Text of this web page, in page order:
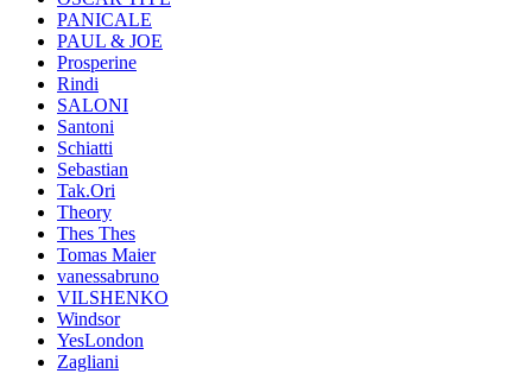
PANICALE
PAUL & JOE
Prosperine
Rindi
SALONI
Santoni
Schiatti
Sebastian
Tak.Ori
Theory
Thes Thes
Tomas Maier
vanessabruno
VILSHENKO
Windsor
YesLondon
Zagliani